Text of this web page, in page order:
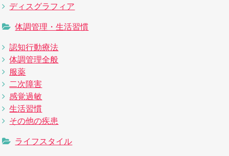
ディスグラフィア
体調管理・生活習慣
認知行動療法
体調管理全般
服薬
二次障害
感覚過敏
生活習慣
その他の疾患
ライフスタイル